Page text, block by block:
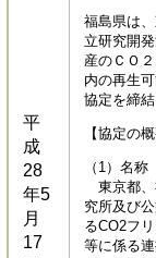
平
成
28
年5
月
17
福島県は
立研究開
産のＣＯ
内の再生
協定を締結
【協定の概
（1）名称
東京都、
究所及び
るCO2フ
等に係る